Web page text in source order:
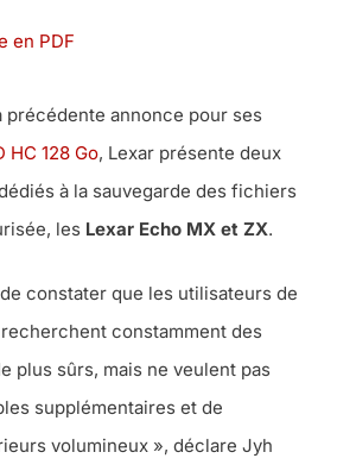
en PDF
précédente annonce pour ses
HC 128 Go, Lexar présente deux
à la sauvegarde des fichiers
les Lexar Echo MX et ZX.
constater que les utilisateurs de
constamment des
plus sûrs, mais ne veulent pas
supplémentaires et de
volumineux », déclare Jyh